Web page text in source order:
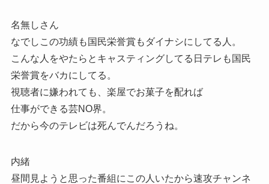
名無しさん
なでしこの功績も国民栄誉賞もダイナシにしてる人。
こんな人をやたらとキャスティングしてる日テレも国民
栄誉賞をバカにしてる。
視聴者に嫌われても、楽屋でお菓子を配れば
仕事ができる芸NO界。
だから今のテレビは死んでんだろうね。
内緒
昼間見ようと思った番組にこの人いたから速攻チャンネ